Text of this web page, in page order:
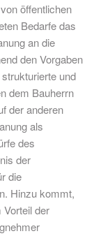
öffentlichen
Bedarfe das
an die
den Vorgaben
und
dem Bauherrn
der anderen
als
des
der
die
Hinzu kommt,
der